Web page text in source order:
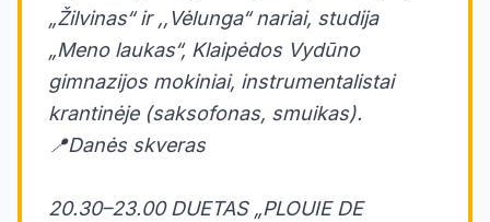
„Žilvinas“ ir ,,Vėlunga“ nariai, studija
„Meno laukas“, Klaipėdos Vydūno
gimnazijos mokiniai, instrumentalistai
krantinėje (saksofonas, smuikas).
📍Danės skveras
20.30–23.00 DUETAS „PLOUIE DE